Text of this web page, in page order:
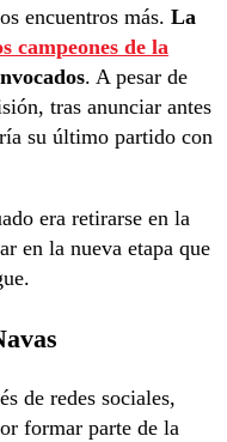
encuentros más. La
campeones de la
. A pesar de
tras anunciar antes
su último partido con
era retirarse en la
en la nueva etapa que
de redes sociales,
formar parte de la